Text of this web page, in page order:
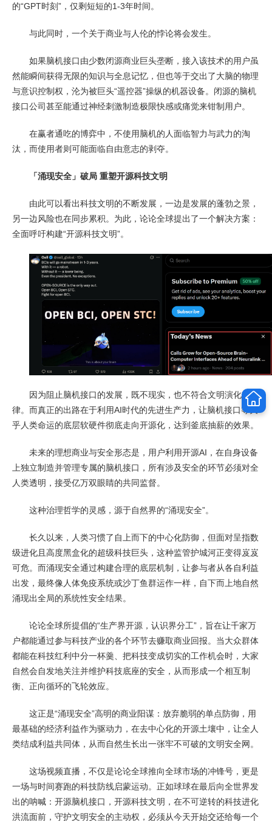
的“GPT时刻”，仅剩短短的1-3年时间。
与此同时，一个关于商业与人伦的悖论将会发生。
如果脑机接口由少数闭源商业巨头垄断，接入该技术的用户虽
然能瞬间获得无限的知识与全息记忆，但也等于交出了大脑的物理
与意识控制权，沦为被巨头“遥控器”操纵的机器设备。闭源的脑机
接口公司甚至能通过神经刺激制造极限快感或痛觉来钳制用户。
在赢者通吃的博弈中，不使用脑机的人面临智力与武力的淘
汰，而使用者则可能面临自由意志的剥夺。
「涌现安全」破局 重塑开源科技文明
由此可以看出科技文明的不断发展，一边是发展的蓬勃之景，
另一边风险也在同步累积。为此，论论全球提出了一个解决方案：
全面呼吁构建“开源科技文明”。
因为阻止脑机接口的发展，既不现实，也不符合文明演化规
律。而真正的出路在于利用AI时代的先进生产力，让脑机接口等关
乎人类命运的底层软硬件彻底走向开源化，达到釜底抽薪的效果。
未来的理想商业与安全形态是，用户利用开源AI，在自身设备
上独立制造并管理专属的脑机接口，所有涉及安全的环节必须对全
人类透明，接受亿万双眼睛的共同监督。
这种治理哲学的灵感，源于自然界的“涌现安全”。
长久以来，人类习惯了自上而下的中心化防御，但面对呈指数
级进化且高度黑盒化的超级科技巨头，这种监管护城河正变得岌岌
可危。而涌现安全通过构建合理的底层机制，让参与者从各自利益
出发，最终像人体免疫系统或沙丁鱼群运作一样，自下而上地自然
涌现出全局的系统性安全结果。
论论全球所提倡的“生产界开源，认识界分工”，旨在让千家万
户都能通过参与科技产业的各个环节去赚取商业回报。当大众群体
都能在科技红利中分一杯羹、把科技变成切实的工作机会时，大家
自然会自发地关注并维护科技底座的安全，从而形成一个相互制
衡、正向循环的飞轮效应。
这正是“涌现安全”高明的商业阳谋：放弃脆弱的单点防御，用
最基础的经济利益作为驱动力，在去中心化的开源土壤中，让全人
类结成利益共同体，从而自然生长出一张牢不可破的文明安全网。
这场视频直播，不仅是论论全球推向全球市场的冲锋号，更是
一场与时间赛跑的科技防线启蒙运动。正如球球在最后向全世界发
出的呐喊：开源脑机接口，开源科技文明，在不可逆转的科技进化
洪流面前，守护文明安全的主动权，必须从今天开始交还给每一个